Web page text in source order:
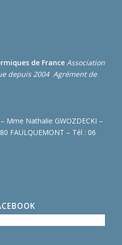
de France Association
depuis 2004 Agrément de
– Mme Nathalie GWOZDECKI –
FAULQUEMONT – Tél : 06